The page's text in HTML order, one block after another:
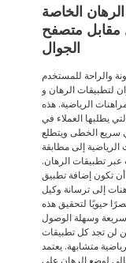
الخاصة
مقابل متصفح
الجوال
والراحة للمستخدم
لتطبيقات الرهان و
الرياضية. هذه
يطلبها العملاء في
سريع الخطى ويتطلع
الرياضية إلى مطابقة
عبر تطبيقات الرهان.
تكون إضافة تطبيق
إلى ترسانة وكيل
حيويًا لتحقيق هذه
وسهلة الوصول
لن تجد كل تطبيقات
متشابهة. يعتمد
لوضع الرهان على